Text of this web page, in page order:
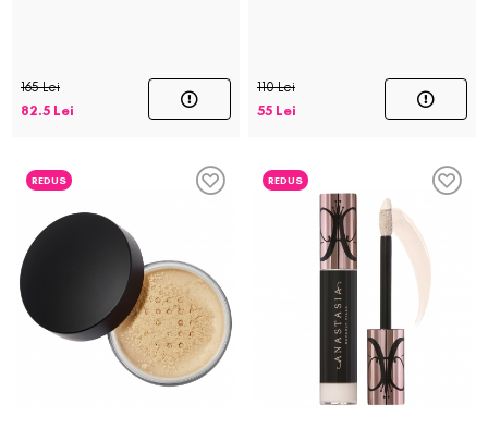
165 Lei
82.5 Lei
110 Lei
55 Lei
REDUS REDUS